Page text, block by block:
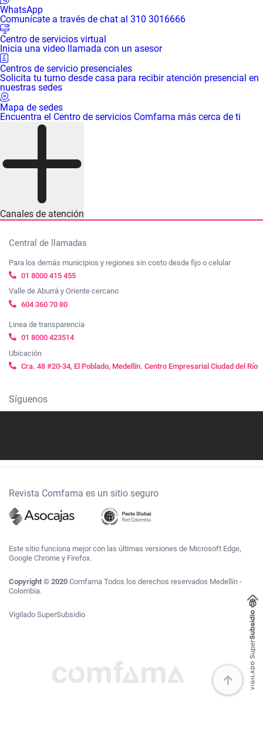
WhatsApp
Comunícate a través de chat al 310 3016666
Centro de servicios virtual
Inicia una video llamada con un asesor
Centros de servicio presenciales
Solicita tu turno desde casa para recibir atención presencial en
nuestras sedes
Mapa de sedes
Encuentra el Centro de servicios Comfama más cerca de ti
Canales de atención
Central de llamadas
Para los demás municipios y regiones sin costo desde fijo o celular
01 8000 415 455
Valle de Aburrá y Oriente cercano
604 360 70 80
Linea de transparencia
01 8000 423514
Ubicación
Cra. 48 #20-34, El Poblado, Medellín. Centro Empresarial Ciudad del Río
Síguenos
Revista Comfama es un sitio seguro
Este sitio funciona mejor con las últimas versiones de Microsoft Edge,
Google Chrome y Firefox.
Copyright © 2020 Comfama Todos los derechos reservados Medellín -
Colombia.
Vigilado SuperSubsidio